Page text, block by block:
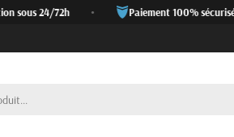
sous 24/72h Paiement 100% sécurisé